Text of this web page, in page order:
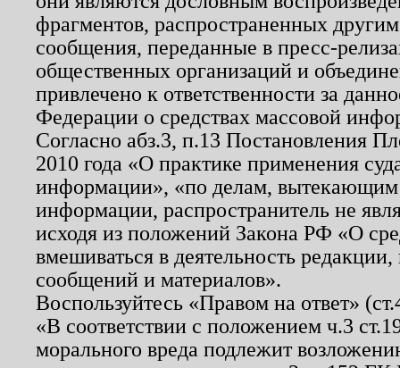
фрагментов, распространенных
сообщения, переданные в пресс-
общественных организаций и
привлечено к ответственности за
Федерации о средствах массовой
Согласно абз.3, п.13 Постановления
2010 года «О практике применения
информации», «по делам, вытекающим
информации, распространитель не
исходя из положений Закона РФ «О
вмешиваться в деятельность
сообщений и материалов».
Воспользуйтесь «Правом на ответ»
«В соответствии с положением ч.3
морального вреда подлежит